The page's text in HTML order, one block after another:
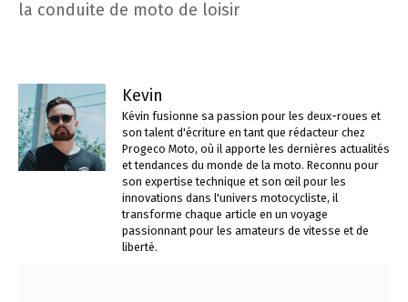
la conduite de moto de loisir
Kevin
Kévin fusionne sa passion pour les deux-roues et
son talent d'écriture en tant que rédacteur chez
Progeco Moto, où il apporte les dernières actualités
et tendances du monde de la moto. Reconnu pour
son expertise technique et son œil pour les
innovations dans l'univers motocycliste, il
transforme chaque article en un voyage
passionnant pour les amateurs de vitesse et de
liberté.